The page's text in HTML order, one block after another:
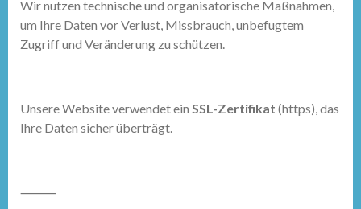
Wir nutzen technische und organisatorische Maßnahmen,
um Ihre Daten vor Verlust, Missbrauch, unbefugtem
Zugriff und Veränderung zu schützen.
Unsere Website verwendet ein SSL-Zertifikat (https), das
Ihre Daten sicher überträgt.
⸻